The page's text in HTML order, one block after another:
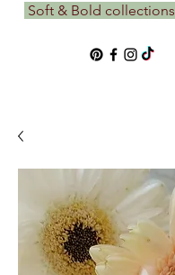
Soft & Bold collections